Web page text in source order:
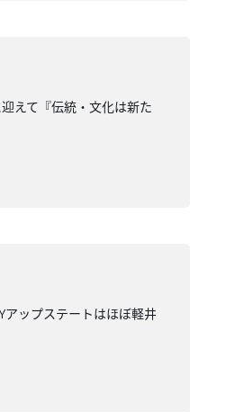
えて『伝統・文化は新た
ップステートはほぼ軽井